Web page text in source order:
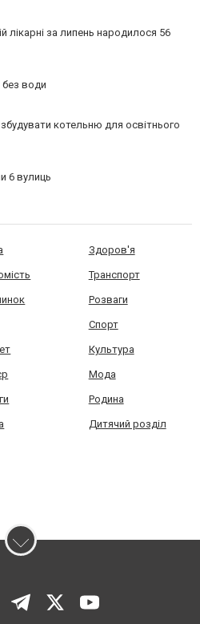
лікарні за липень народилося 56
води
котельню для освітнього
6 вулиць
Здоров'я
Транспорт
Розваги
Спорт
Культура
Мода
Родина
Дитячий розділ